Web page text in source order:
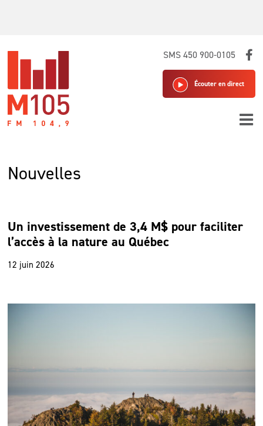
SMS 450 900-0105
Écouter en direct
Nouvelles
Un investissement de 3,4 M$ pour faciliter
l’accès à la nature au Québec
12 juin 2026